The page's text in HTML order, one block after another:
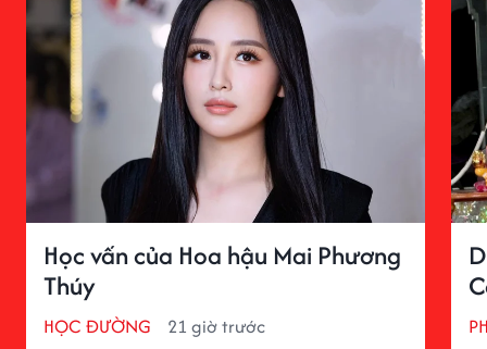
Học vấn của Hoa hậu Mai Phương
Thúy
HỌC ĐƯỜNG 21 giờ trước